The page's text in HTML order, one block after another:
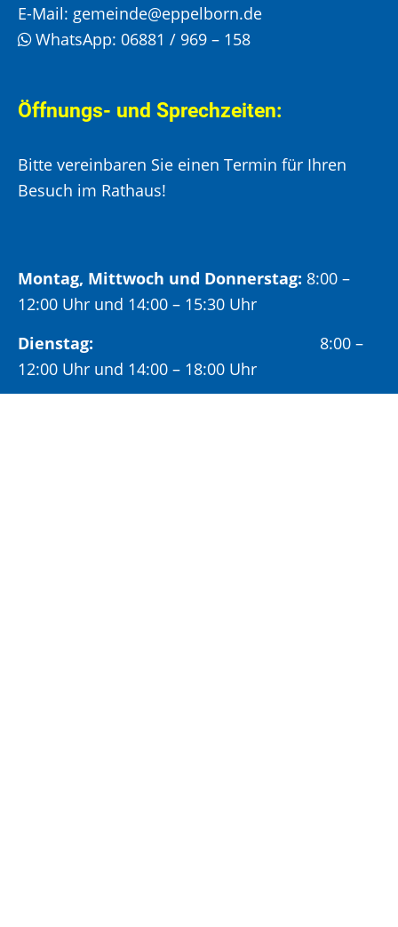
E-Mail: gemeinde@eppelborn.de
WhatsApp: 06881 / 969 – 158
Öffnungs- und Sprechzeiten:
Bitte vereinbaren Sie einen Termin für Ihren
Besuch im Rathaus!
Montag, Mittwoch und Donnerstag: 8:00 –
12:00 Uhr und 14:00 – 15:30 Uhr
Dienstag: 8:00 –
12:00 Uhr und 14:00 – 18:00 Uhr